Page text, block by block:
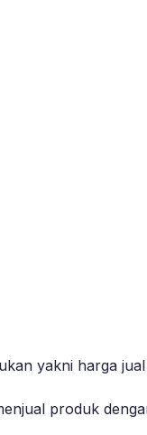
yakni harga
produk